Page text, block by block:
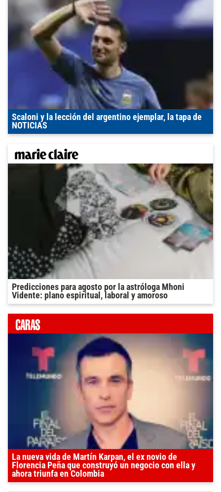
Scaloni y la lección del argentino ejemplar, la tapa de
NOTICIAS
Predicciones para agosto por la astróloga Mhoni
Vidente: plano espiritual, laboral y amoroso
La nueva vida de Martín Karpan, el ex novio de
Florencia Peña que construyó un negocio con ella y
ahora triunfa en Colombia